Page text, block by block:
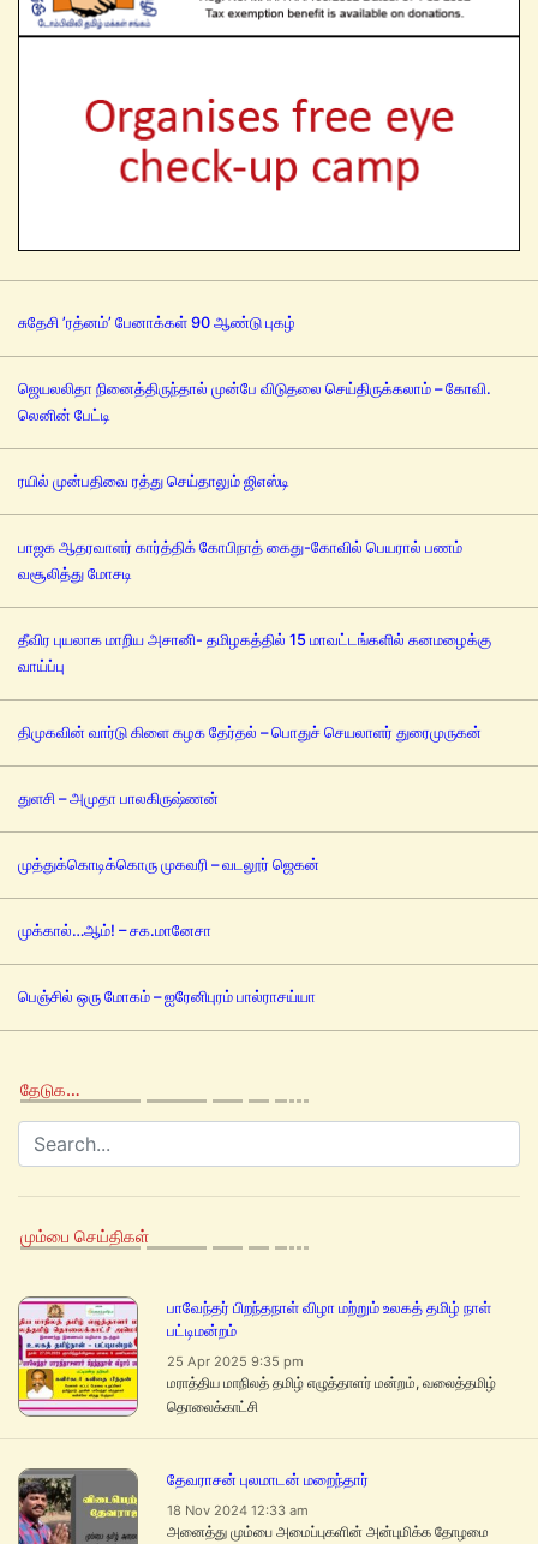
சுதேசி ’ரத்னம்’ பேனாக்கள் 90 ஆண்டு புகழ்
ஜெயலலிதா நினைத்திருந்தால் முன்பே விடுதலை செய்திருக்கலாம் – கோவி.
லெனின் பேட்டி
ரயில் முன்பதிவை ரத்து செய்தாலும் ஜிஎஸ்டி
பாஜக ஆதரவாளர் கார்த்திக் கோபிநாத் கைது-கோவில் பெயரால் பணம்
வசூலித்து மோசடி
தீவிர புயலாக மாறிய அசானி- தமிழகத்தில் 15 மாவட்டங்களில் கனமழைக்கு
வாய்ப்பு
திமுகவின் வார்டு கிளை கழக தேர்தல் – பொதுச் செயலாளர் துரைமுருகன்
துளசி – அமுதா பாலகிருஷ்ணன்
முத்துக்கொடிக்கொரு முகவரி – வடலூர் ஜெகன்
முக்கால்…ஆம்! – சக.மானேசா
பெஞ்சில் ஒரு மோகம் – ஐரேனிபுரம் பால்ராசய்யா
தேடுக…
மும்பை செய்திகள்
பாவேந்தர் பிறந்தநாள் விழா மற்றும் உலகத் தமிழ் நாள்
பட்டிமன்றம்
25 Apr 2025 9:35 pm
மராத்திய மாநிலத் தமிழ் எழுத்தாளர் மன்றம், வலைத்தமிழ்
தொலைக்காட்சி
தேவராசன் புலமாடன் மறைந்தார்
18 Nov 2024 12:33 am
அனைத்து மும்பை அமைப்புகளின் அன்புமிக்க தோழமை